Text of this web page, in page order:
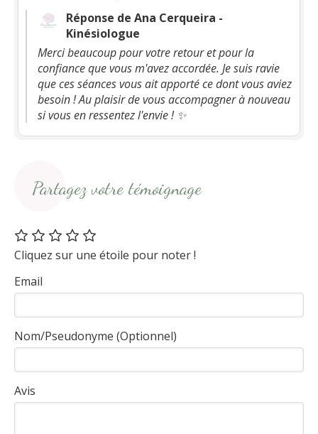
Réponse de Ana Cerqueira -
Kinésiologue
Merci beaucoup pour votre retour et pour la
confiance que vous m'avez accordée. Je suis ravie
que ces séances vous ait apporté ce dont vous aviez
besoin ! Au plaisir de vous accompagner à nouveau
si vous en ressentez l'envie ! ✨
Partagez votre témoignage
Cliquez sur une étoile pour noter !
Email
Nom/Pseudonyme (Optionnel)
Avis